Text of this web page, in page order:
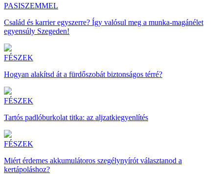
PASISZEMMEL
Család és karrier egyszerre? Így valósul meg a munka-magánélet
egyensúly Szegeden!
FÉSZEK
Hogyan alakítsd át a fürdőszobát biztonságos térré?
FÉSZEK
Tartós padlóburkolat titka: az aljzatkiegyenlítés
FÉSZEK
Miért érdemes akkumulátoros szegélynyírót választanod a
kertápoláshoz?